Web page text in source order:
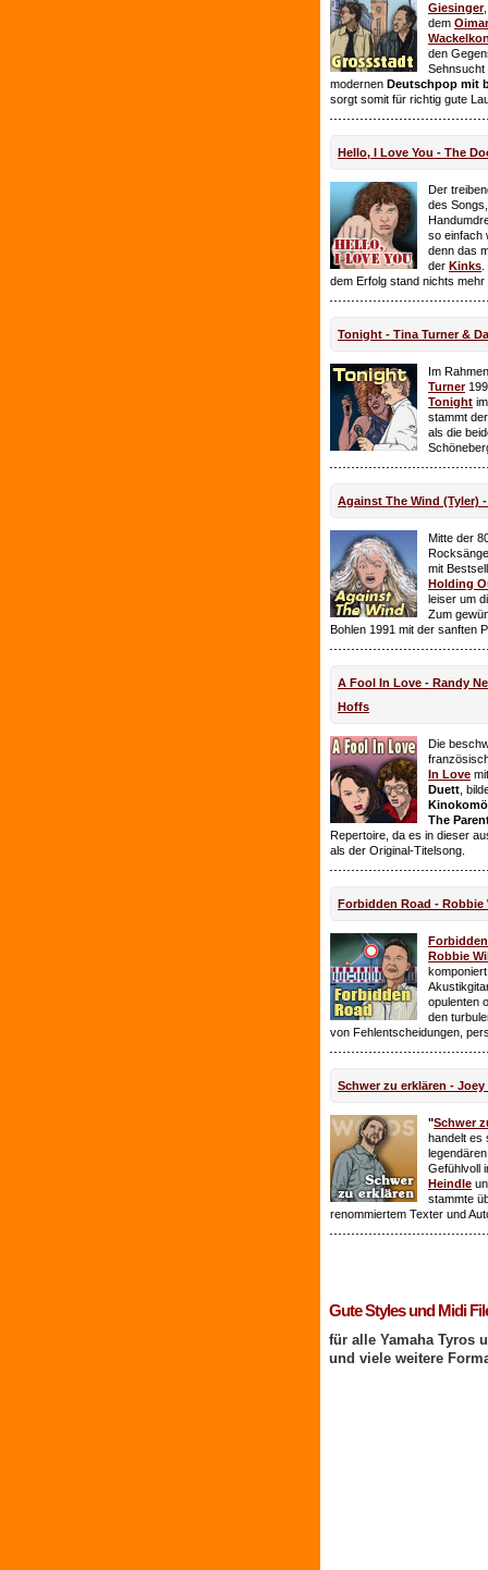
Giesinger
dem
den
Sehnsucht
modernen Deutschpop mit
sorgt somit für richtig gute
Hello, I Love You - The
Der
des
so einfach
denn das
der Kinks
dem Erfolg stand nichts mehr
Tonight - Tina Turner &
Im
Turner
Tonight
stammt
als die
Against The Wind (Tyler)
Mitte der
mit
Holding
leiser um
Zum
Bohlen 1991 mit der sanften
A Fool In Love - Randy
Hoffs
Die
In Love
Duett ,
The
Repertoire, da es in dieser
als der Original-Titelsong.
Forbidden Road - Robbie
Robbie
opulenten
den
von Fehlentscheidungen,
Schwer zu erklären - Joey
"Schwer
handelt es
Gefühlvoll
Heindle
stammte
renommiertem Texter und
Gute Styles und Midi
für alle Yamaha Tyros
und viele weitere